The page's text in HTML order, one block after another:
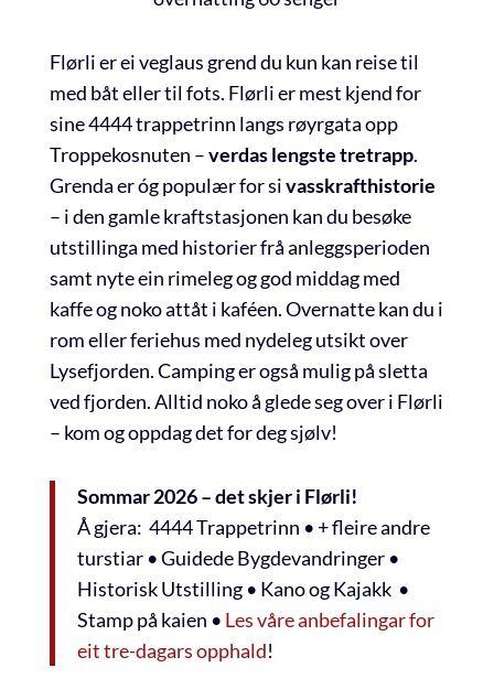
Flørli er ei veglaus grend du kun kan reise til
med båt eller til fots. Flørli er mest kjend for
sine 4444 trappetrinn langs røyrgata opp
Troppekosnuten –verdas lengste tretrapp.
Grenda er óg populær for sivasskrafthistorie
– i den gamle kraftstasjonen kan du besøke
utstillinga med historier frå anleggsperioden
samt nyte ein rimeleg og god middag med
kaffe og noko attåt i kaféen. Overnatte kan du i
rom eller feriehus med nydeleg utsikt over
Lysefjorden. Camping er også mulig på sletta
ved fjorden. Alltid noko å glede seg over i Flørli
– kom og oppdag det for deg sjølv!
Sommar 2026 – det skjer i Flørli!
Å gjera: 4444 Trappetrinn • + fleire andre
turstiar • Guidede Bygdevandringer •
Historisk Utstilling • Kano og Kajakk •
Stamp på kaien • Les våre anbefalingar for
eit tre-dagars opphald!